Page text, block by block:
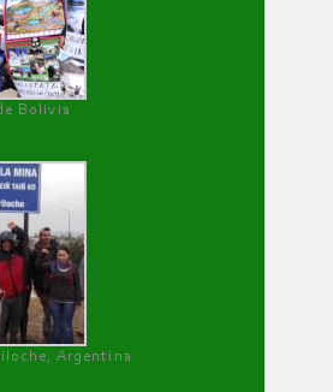
Bolivia
Argentina